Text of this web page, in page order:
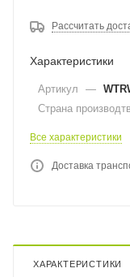
Рассчитать
Характеристики
Артикул —
Страна
Все характеристики
Доставка
ХАРАКТЕРИСТИКИ